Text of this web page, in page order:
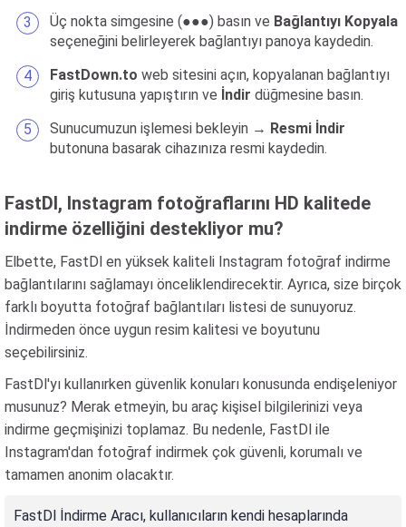
Üç nokta simgesine (●●●) basın ve Bağlantıyı Kopyala
seçeneğini belirleyerek bağlantıyı panoya kaydedin.
FastDown.to web sitesini açın, kopyalanan bağlantıyı
giriş kutusuna yapıştırın ve İndir düğmesine basın.
Sunucumuzun işlemesi bekleyin → Resmi İndir
butonuna basarak cihazınıza resmi kaydedin.
FastDl, Instagram fotoğraflarını HD kalitede
indirme özelliğini destekliyor mu?
Elbette, FastDl en yüksek kaliteli Instagram fotoğraf indirme
bağlantılarını sağlamayı önceliklendirecektir. Ayrıca, size birçok
farklı boyutta fotoğraf bağlantıları listesi de sunuyoruz.
İndirmeden önce uygun resim kalitesi ve boyutunu
seçebilirsiniz.
FastDl'yı kullanırken güvenlik konuları konusunda endişeleniyor
musunuz? Merak etmeyin, bu araç kişisel bilgilerinizi veya
indirme geçmişinizi toplamaz. Bu nedenle, FastDl ile
Instagram'dan fotoğraf indirmek çok güvenli, korumalı ve
tamamen anonim olacaktır.
FastDl İndirme Aracı, kullanıcıların kendi hesaplarında